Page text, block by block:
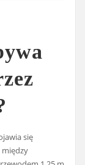
się
między